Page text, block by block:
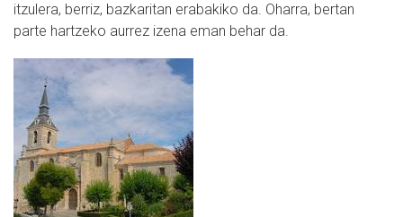
itzulera, berriz, bazkaritan erabakiko da. Oharra, bertan
parte hartzeko aurrez izena eman behar da.